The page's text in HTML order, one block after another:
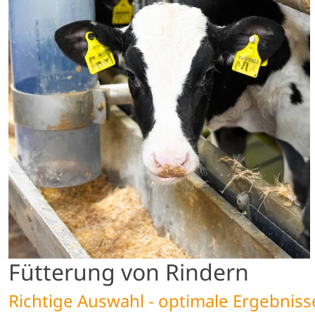
Fütterung von Rindern
Richtige Auswahl - optimale